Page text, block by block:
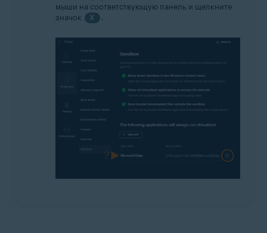
мыши на соответствующую панель и щелкните
значок
X .